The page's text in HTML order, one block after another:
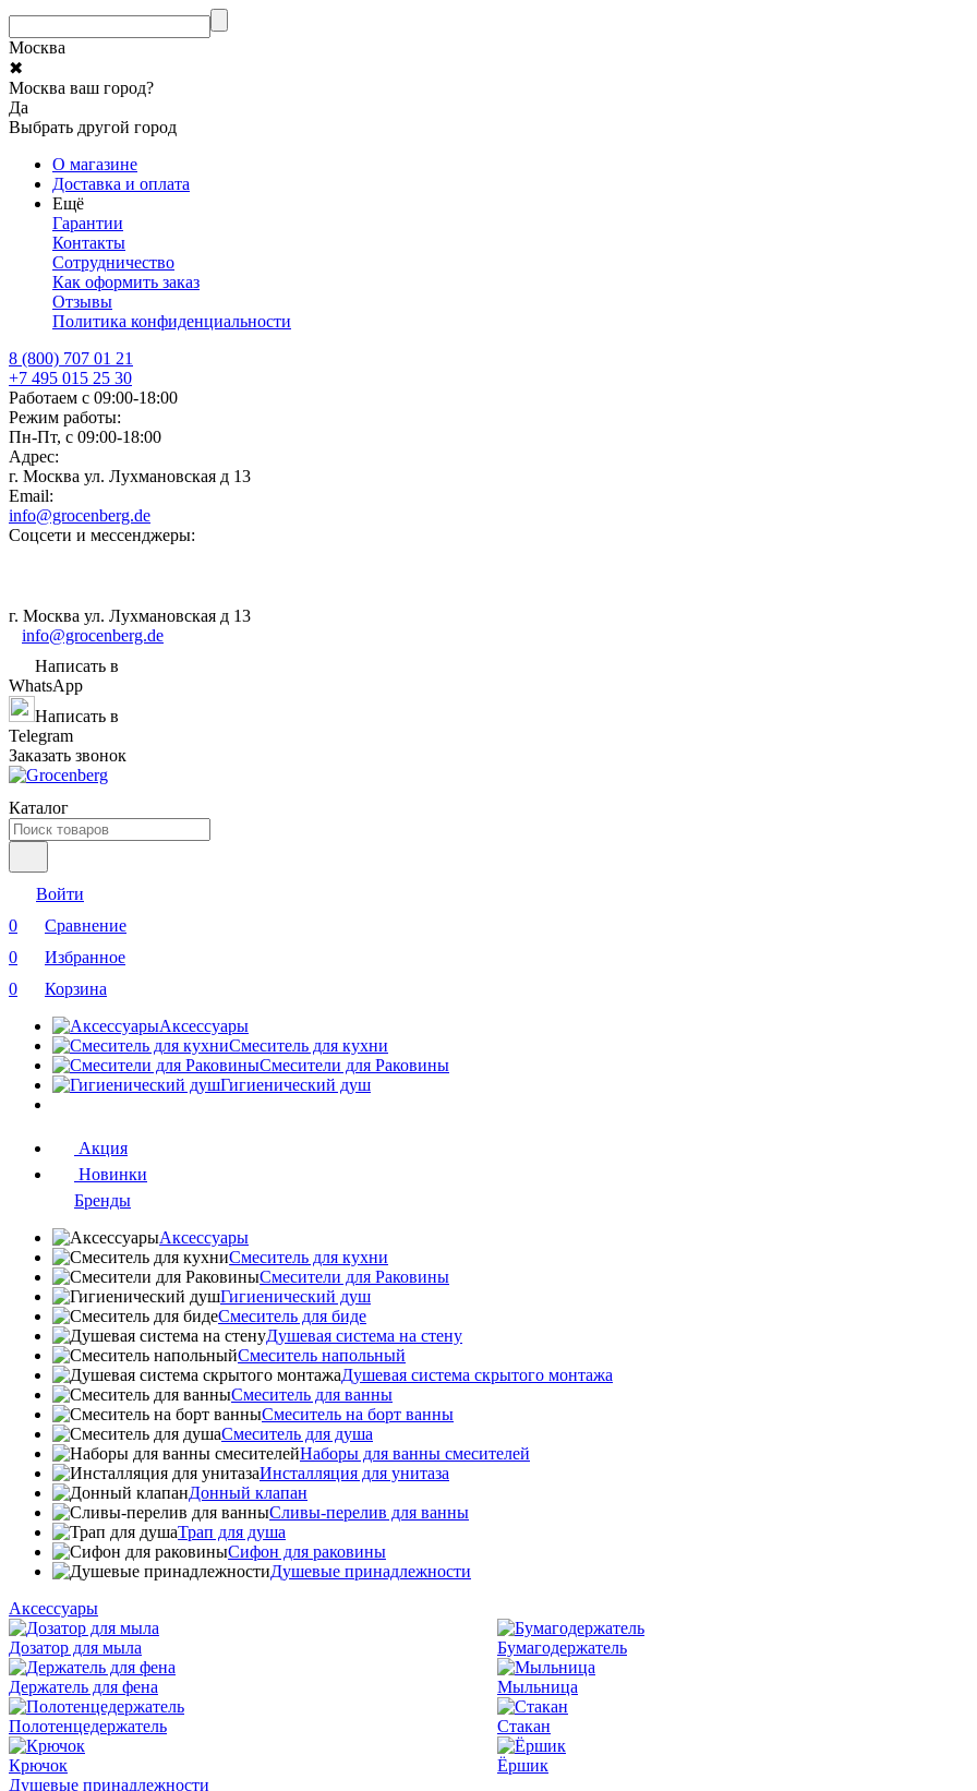
Москва
✖
Москва ваш город?
Да
Выбрать другой город
О магазине
Доставка и оплата
Ещё
Гарантии
Контакты
Сотрудничество
Как оформить заказ
Отзывы
Политика конфиденциальности
8 (800) 707 01 21
+7 495 015 25 30
Работаем с 09:00-18:00
Режим работы:
Пн-Пт, с 09:00-18:00
Адрес:
г. Москва ул. Лухмановская д 13
Email:
info@grocenberg.de
Соцсети и мессенджеры:
г. Москва ул. Лухмановская д 13
info@grocenberg.de
Написать в
WhatsApp
Написать в
Telegram
Заказать звонок
Каталог
Войти
0
Сравнение
0
Избранное
0
Корзина
Аксессуары
Смеситель для кухни
Смесители для Раковины
Гигиенический душ
Акция
Новинки
Бренды
Аксессуары
Смеситель для кухни
Смесители для Раковины
Гигиенический душ
Смеситель для биде
Душевая система на стену
Смеситель напольный
Душевая система скрытого монтажа
Смеситель для ванны
Смеситель на борт ванны
Смеситель для душа
Наборы для ванны смесителей
Инсталляция для унитаза
Донный клапан
Cливы-перелив для ванны
Трап для душа
Сифон для раковины
Душевые принадлежности
Аксессуары
Дозатор для мыла
Держатель для фена
Полотенцедержатель
Крючок
Бумагодержатель
Мыльница
Стакан
Ёршик
Душевые принадлежности